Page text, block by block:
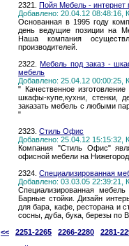
2321. Пойя Мебель - интернет
Добавлено: 20.04.12 08:48:16,
Основанная в 1995 году
день ведущие позиции на
Наша компания
производителей.
2322.Mебель под заказ -
мебель
Добавлено: 25.04.12 00:00:25,
" Качественное
шкафы-купе,кухни, стенки,
заказать мебель с любыми
"
2323. Стиль Офис
Добавлено: 25.04.12 15:15:32,
Компания "Стиль Офис"
офисной мебели на
2324. Специализированная
Добавлено: 03.03.05 22:39:21,
Специализированная
Барные стойки. Дизайн
для бара, кафе, ресторана и
сосны, дуба, бука, березы по
<<
2251-2265 2266-2280
2281-